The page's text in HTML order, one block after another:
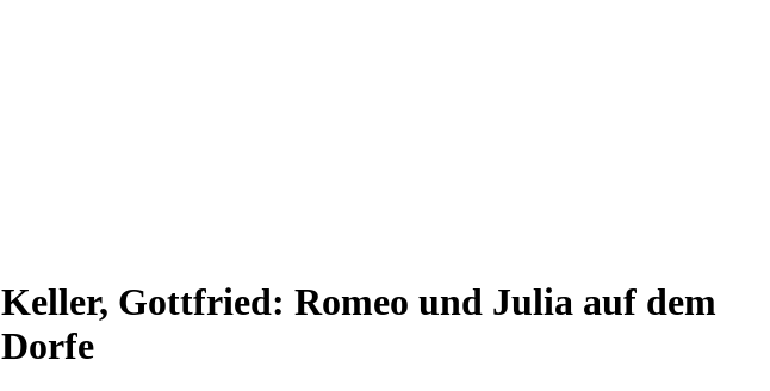
Keller, Gottfried: Romeo und Julia auf dem
Dorfe